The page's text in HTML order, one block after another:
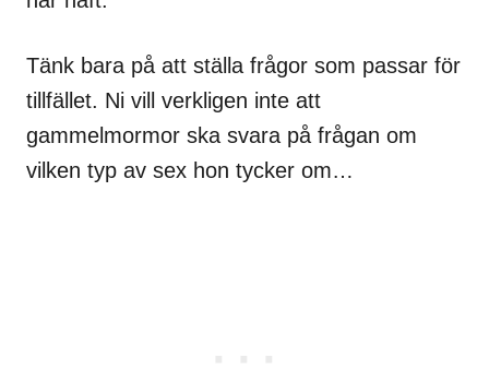
Tänk bara på att ställa frågor som passar för
tillfället. Ni vill verkligen inte att
gammelmormor ska svara på frågan om
vilken typ av sex hon tycker om…